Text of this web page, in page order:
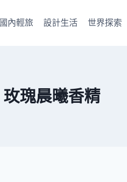
國內輕旅 設計生活 世界探索
玫瑰晨曦香精